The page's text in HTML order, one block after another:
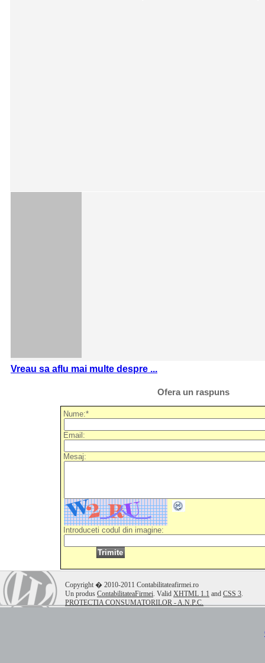
Vreau sa aflu mai multe despre ...
Ofera un raspuns
Nume:*
Email:
Mesaj:
Introduceti codul din imagine:
Copyright � 2010-2011 Contabilitateafirmei.ro
Un produs ContabilitateaFirmei. Valid XHTML 1.1 and CSS 3.
PROTECTIA CONSUMATORILOR - A.N.P.C.